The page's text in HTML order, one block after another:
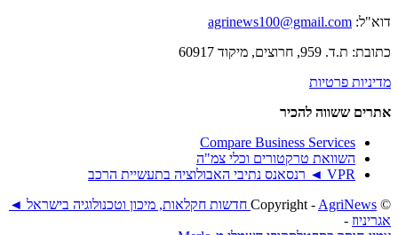
דוא"ל: agrinews100@gmail.com
כתובת: ת.ד. 959, חרוצים, מיקוד 60917
מדיניות פרטיות
אתרים ששווה להכיר
Compare Business Services
השוואת טרקטורים וכלי צמ"ה
VPR ◄ רנסאנס נתיבי האבולוציה בתעשיית הרכב
© ‫Copyright -
AgriNews חדשות חקלאות, מיכון וטכנולוגיה בישראל ◄
אגריניוז -